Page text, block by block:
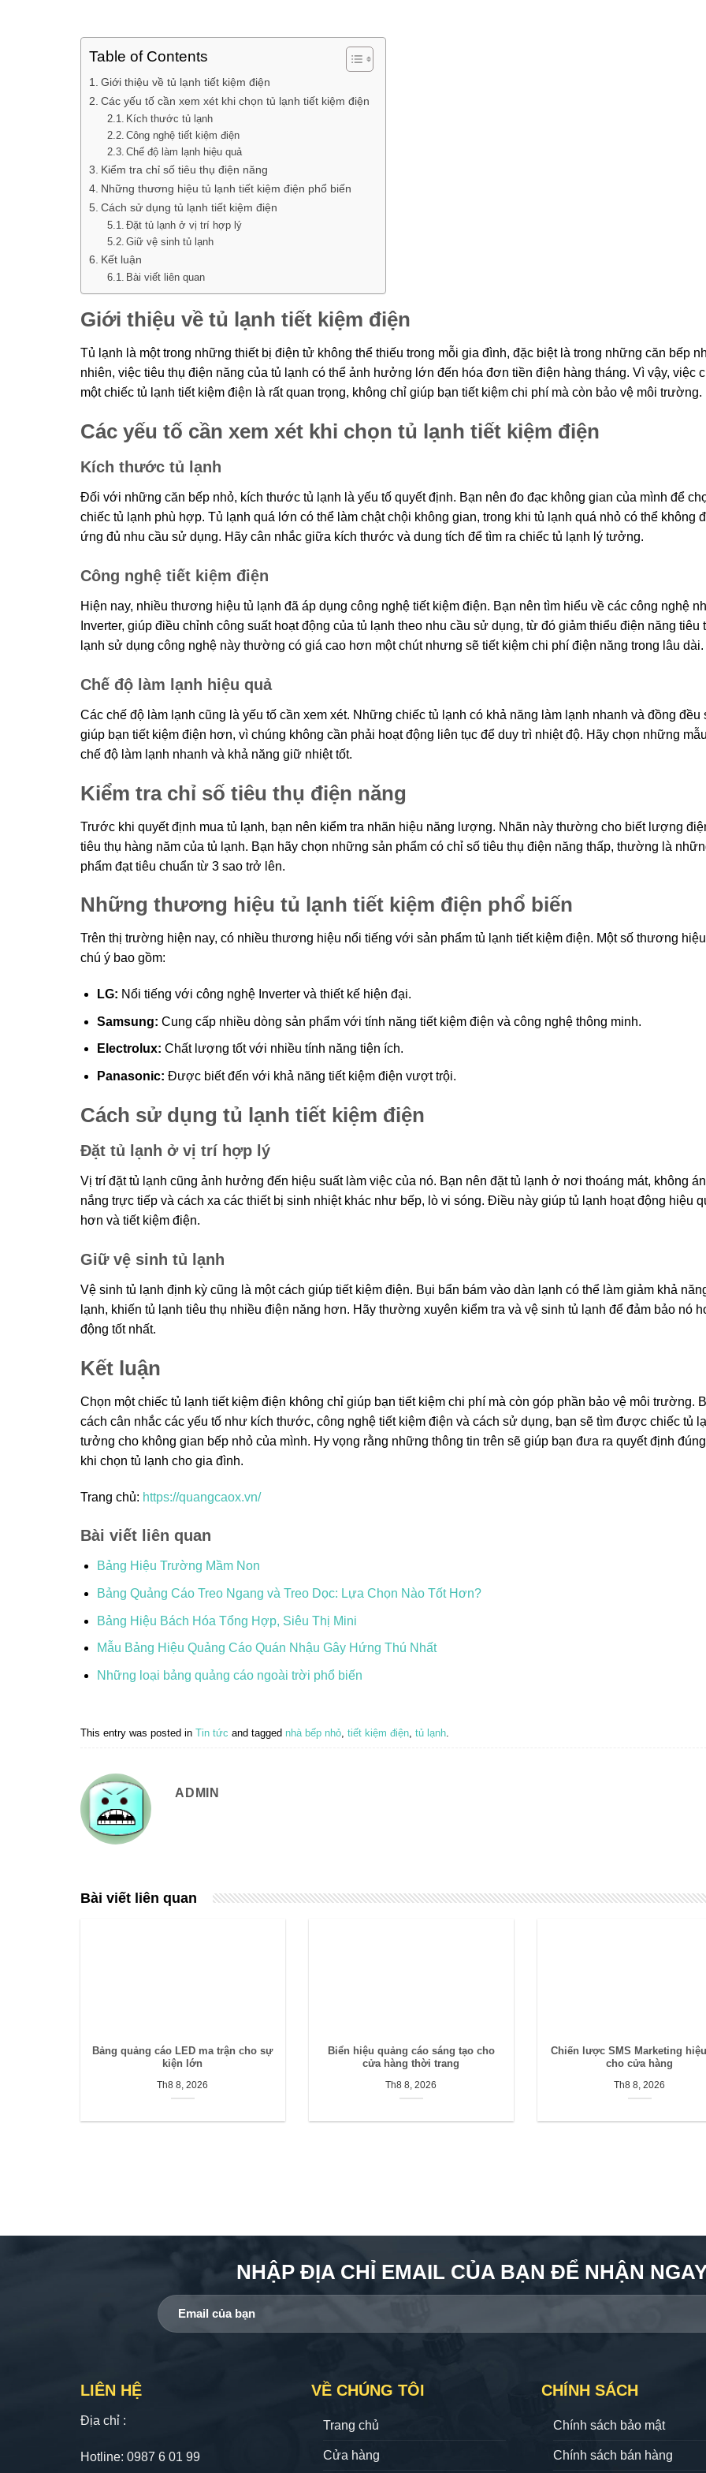
Table of Contents
Giới thiệu về tủ lạnh tiết kiệm điện
Các yếu tố cần xem xét khi chọn tủ lạnh tiết kiệm điện
Kích thước tủ lạnh
Công nghệ tiết kiệm điện
Chế độ làm lạnh hiệu quả
Kiểm tra chỉ số tiêu thụ điện năng
Những thương hiệu tủ lạnh tiết kiệm điện phổ biến
Cách sử dụng tủ lạnh tiết kiệm điện
Đặt tủ lạnh ở vị trí hợp lý
Giữ vệ sinh tủ lạnh
Kết luận
Bài viết liên quan
Giới thiệu về tủ lạnh tiết kiệm điện
Tủ lạnh là một trong những thiết bị điện tử không thể thiếu trong mỗi gia đình, đặc biệt là trong những căn bếp
nhiên, việc tiêu thụ điện năng của tủ lạnh có thể ảnh hưởng lớn đến hóa đơn tiền điện hàng tháng. Vì vậy, việc
một chiếc tủ lạnh tiết kiệm điện là rất quan trọng, không chỉ giúp bạn tiết kiệm chi phí mà còn bảo vệ môi trường.
Các yếu tố cần xem xét khi chọn tủ lạnh tiết kiệm điện
Kích thước tủ lạnh
Đối với những căn bếp nhỏ, kích thước tủ lạnh là yếu tố quyết định. Bạn nên đo đạc không gian của mình để
chiếc tủ lạnh phù hợp. Tủ lạnh quá lớn có thể làm chật chội không gian, trong khi tủ lạnh quá nhỏ có thể không
ứng đủ nhu cầu sử dụng. Hãy cân nhắc giữa kích thước và dung tích để tìm ra chiếc tủ lạnh lý tưởng.
Công nghệ tiết kiệm điện
Hiện nay, nhiều thương hiệu tủ lạnh đã áp dụng công nghệ tiết kiệm điện. Bạn nên tìm hiểu về các công nghệ
Inverter, giúp điều chỉnh công suất hoạt động của tủ lạnh theo nhu cầu sử dụng, từ đó giảm thiểu điện năng tiêu
lạnh sử dụng công nghệ này thường có giá cao hơn một chút nhưng sẽ tiết kiệm chi phí điện năng trong lâu dài.
Chế độ làm lạnh hiệu quả
Các chế độ làm lạnh cũng là yếu tố cần xem xét. Những chiếc tủ lạnh có khả năng làm lạnh nhanh và đồng đều
giúp bạn tiết kiệm điện hơn, vì chúng không cần phải hoạt động liên tục để duy trì nhiệt độ. Hãy chọn những
chế độ làm lạnh nhanh và khả năng giữ nhiệt tốt.
Kiểm tra chỉ số tiêu thụ điện năng
Trước khi quyết định mua tủ lạnh, bạn nên kiểm tra nhãn hiệu năng lượng. Nhãn này thường cho biết lượng
tiêu thụ hàng năm của tủ lạnh. Bạn hãy chọn những sản phẩm có chỉ số tiêu thụ điện năng thấp, thường là
phẩm đạt tiêu chuẩn từ 3 sao trở lên.
Những thương hiệu tủ lạnh tiết kiệm điện phổ biến
Trên thị trường hiện nay, có nhiều thương hiệu nổi tiếng với sản phẩm tủ lạnh tiết kiệm điện. Một số thương
chú ý bao gồm:
LG: Nổi tiếng với công nghệ Inverter và thiết kế hiện đại.
Samsung: Cung cấp nhiều dòng sản phẩm với tính năng tiết kiệm điện và công nghệ thông minh.
Electrolux: Chất lượng tốt với nhiều tính năng tiện ích.
Panasonic: Được biết đến với khả năng tiết kiệm điện vượt trội.
Cách sử dụng tủ lạnh tiết kiệm điện
Đặt tủ lạnh ở vị trí hợp lý
Vị trí đặt tủ lạnh cũng ảnh hưởng đến hiệu suất làm việc của nó. Bạn nên đặt tủ lạnh ở nơi thoáng mát, không
nắng trực tiếp và cách xa các thiết bị sinh nhiệt khác như bếp, lò vi sóng. Điều này giúp tủ lạnh hoạt động hiệu
hơn và tiết kiệm điện.
Giữ vệ sinh tủ lạnh
Vệ sinh tủ lạnh định kỳ cũng là một cách giúp tiết kiệm điện. Bụi bẩn bám vào dàn lạnh có thể làm giảm khả
lạnh, khiến tủ lạnh tiêu thụ nhiều điện năng hơn. Hãy thường xuyên kiểm tra và vệ sinh tủ lạnh để đảm bảo nó
động tốt nhất.
Kết luận
Chọn một chiếc tủ lạnh tiết kiệm điện không chỉ giúp bạn tiết kiệm chi phí mà còn góp phần bảo vệ môi trường.
cách cân nhắc các yếu tố như kích thước, công nghệ tiết kiệm điện và cách sử dụng, bạn sẽ tìm được chiếc tủ
tưởng cho không gian bếp nhỏ của mình. Hy vọng rằng những thông tin trên sẽ giúp bạn đưa ra quyết định
khi chọn tủ lạnh cho gia đình.
Trang chủ: https://quangcaox.vn/
Bài viết liên quan
Bảng Hiệu Trường Mầm Non
Bảng Quảng Cáo Treo Ngang và Treo Dọc: Lựa Chọn Nào Tốt Hơn?
Bảng Hiệu Bách Hóa Tổng Hợp, Siêu Thị Mini
Mẫu Bảng Hiệu Quảng Cáo Quán Nhậu Gây Hứng Thú Nhất
Những loại bảng quảng cáo ngoài trời phổ biến
This entry was posted in Tin tức and tagged nhà bếp nhỏ tiết kiệm điện tủ lạnh
ADMIN
Bài viết liên quan
Bảng quảng cáo LED ma trận cho sự
kiện lớn
Th8 8, 2026
Biển hiệu quảng cáo sáng tạo cho
cửa hàng thời trang
Th8 8, 2026
Chiến lược SMS Marketing
cho cửa hàng
Th8 8, 2026
NHẬP ĐỊA CHỈ EMAIL CỦA BẠN ĐỂ NHẬN
LIÊN HỆ
Địa chỉ :
Hotline: 0987 6 01 99
VỀ CHÚNG TÔI
Trang chủ
Cửa hàng
CHÍNH SÁCH
Chính sách bảo mật
Chính sách bán hàng